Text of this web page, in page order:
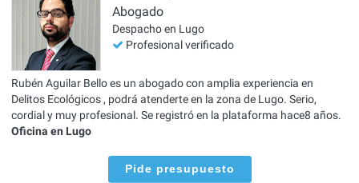
Abogado
Despacho en Lugo
Profesional verificado
Rubén Aguilar Bello es un abogado con amplia experiencia en
Delitos Ecológicos , podrá atenderte en la zona de Lugo. Serio,
cordial y muy profesional. Se registró en la plataforma hace8 años.
Oficina en Lugo
Pide presupuesto